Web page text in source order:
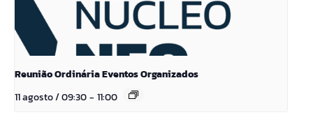
Reunião Ordinária Eventos Organizados
11 agosto / 09:30- 11:00